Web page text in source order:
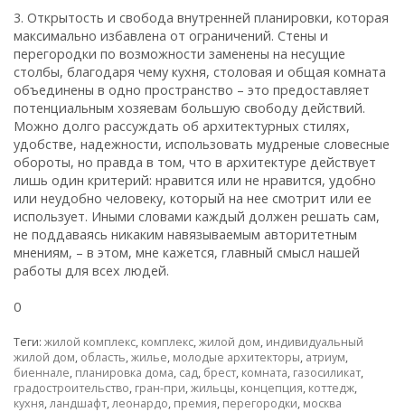
3. Открытость и свобода внутренней планировки, которая
максимально избавлена от ограничений. Стены и
перегородки по возможности заменены на несущие
столбы, благодаря чему кухня, столовая и общая комната
объединены в одно пространство – это предоставляет
потенциальным хозяевам большую свободу действий.
Можно долго рассуждать об архитектурных стилях,
удобстве, надежности, использовать мудреные словесные
обороты, но правда в том, что в архитектуре действует
лишь один критерий: нравится или не нравится, удобно
или неудобно человеку, который на нее смотрит или ее
использует. Иными словами каждый должен решать сам,
не поддаваясь никаким навязываемым авторитетным
мнениям, – в этом, мне кажется, главный смысл нашей
работы для всех людей.
0
Теги: жилой комплекс, комплекс,жилой дом, индивидуальный
жилой дом, область,жилье, молодые архитекторы, атриум,
биеннале, планировка дома, сад, брест, комната, газосиликат,
градостроительство, гран-при,жильцы, концепция, коттедж,
кухня,ландшафт,леонардо, премия, перегородки, москва